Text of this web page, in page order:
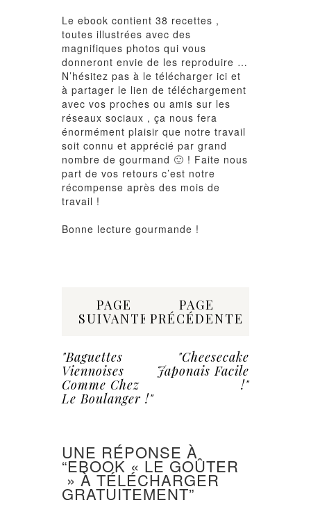
Le ebook contient 38 recettes ,
toutes illustrées avec des
magnifiques photos qui vous
donneront envie de les reproduire …
N’hésitez pas à letélécharger iciet
à partager le lien de téléchargement
avec vos proches ou amis sur les
réseaux sociaux , ça nous fera
énormément plaisir que notre travail
soit connu et apprécié par grand
nombre de gourmand 🙂 ! Faite nous
part de vos retours c’est notre
récompense après des mois de
travail !
Bonne lecture gourmande !
PAGE
SUIVANTE
"Baguettes
Viennoises
Comme Chez
Le Boulanger !"
PAGE
PRÉCÉDENTE
"Cheesecake
Japonais Facile
!"
UNE RÉPONSE À
“EBOOK « LE GOÛTER
» À TÉLÉCHARGER
GRATUITEMENT”